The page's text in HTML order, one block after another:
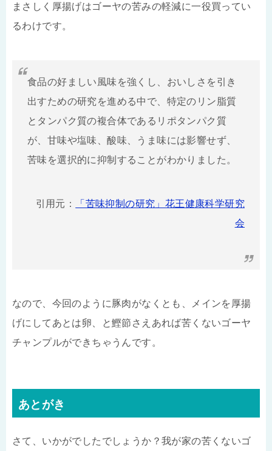
まさしく厚揚げはゴーヤの苦みの軽減に一役買ってい
るわけです。
食品の好ましい風味を強くし、おいしさを引き
出すための研究を進める中で、特定のリン脂質
とタンパク質の複合体であるリポタンパク質
が、甘味や塩味、酸味、うま味には影響せず、
苦味を選択的に抑制することがわかりました。
引用元：
「苦味抑制の研究」花王健康科学研究
会
なので、今回のように豚肉がなくとも、メインを厚揚
げにしてあとは卵、と鰹節さえあれば苦くないゴーヤ
チャンプルができちゃうんです。
あとがき
さて、いかがでしたでしょうか？我が家の苦くないゴ